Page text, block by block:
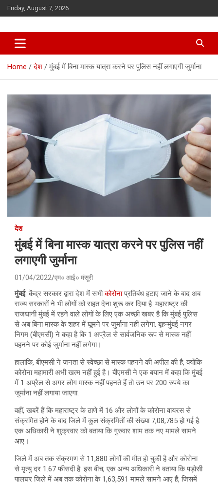
Skip
to
Friday, August 7, 2026
Home देश मुंबई में बिना मास्क यात्रा करने पर पुलिस नहीं लगाएगी जुर्माना
देश
मुंबई में बिना मास्क यात्रा करने पर पुलिस नहीं
लगाएगी जुर्माना
01/04/2022 एम० आई० मंसूरी
मुंबई: केंद्र सरकार द्वारा देश में सभीकोरोनाप्रतिबंध हटाए जाने के बाद अब
राज्य सरकारों ने भी लोगों को राहत देना शुरू कर दिया है. महाराष्ट्र की
राजधानी मुंबई में रहने वाले लोगों के लिए एक अच्छी खबर है कि मुंबई पुलिस
से अब बिना मास्क के शहर में घूमने पर जुर्माना नहीं लगेगा. बृहन्मुंबई नगर
निगम (बीएमसी) ने कहा है कि 1 अप्रैल से सार्वजनिक रूप से मास्क नहीं
पहनने पर कोई जुर्माना नहीं लगेगा।
हालांकि, बीएमसी ने जनता से स्वेच्छा से मास्क पहनने की अपील की है, क्योंकि
कोरोना महामारी अभी खत्म नहीं हुई है। बीएमसी ने एक बयान में कहा कि मुंबई
में 1 अप्रैल से अगर लोग मास्क नहीं पहनते हैं तो उन पर 200 रुपये का
जुर्माना नहीं लगाया जाएगा.
वहीं, खबरें हैं कि महाराष्ट्र के ठाणे में 16 और लोगों के कोरोना वायरस से
संक्रमित होने के बाद जिले में कुल संक्रमितों की संख्या 7,08,785 हो गई है.
एक अधिकारी ने शुक्रवार को बताया कि गुरुवार शाम तक नए मामले सामने
आए।
जिले में अब तक संक्रमण से 11,880 लोगों की मौत हो चुकी है और कोरोना
से मृत्यु दर 1.67 फीसदी है. इस बीच, एक अन्य अधिकारी ने बताया कि पड़ोसी
पालघर जिले में अब तक कोरोना के 1,63,591 मामले सामने आए हैं, जिसमें